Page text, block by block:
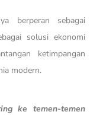
berperan sebagai
solusi ekonomi
ketimpangan
modern.
ke temen-temen